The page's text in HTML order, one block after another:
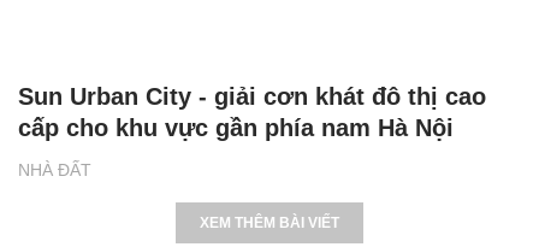
NHÀ ĐẤT
Sun Urban City - giải cơn khát đô thị cao
cấp cho khu vực gần phía nam Hà Nội
XEM THÊM BÀI VIẾT